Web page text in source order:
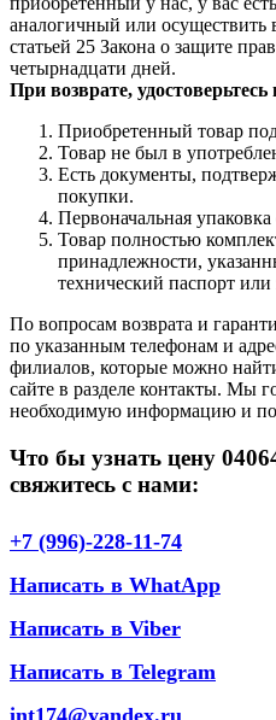
аналогичный или осуществить
статьей 25 Закона о защите
четырнадцати дней.
При возврате,
Приобретенный товар
Товар не был в
Есть документы,
покупки.
Первоначальная
Товар полностью
принадлежности,
технический паспорт
По вопросам возврата и
по указанным телефонам и
филиалов, которые можно
сайте в разделе контакты. Мы
необходимую информацию и
Что бы узнать цену
свяжитесь с нами:
+7 (996)-228-11-74
Написать в WhatApp
Написать в Viber
Написать в Telegram